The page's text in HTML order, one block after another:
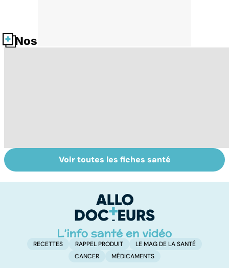
Nos fiches santé
Tout savoir sur
les infections
Bien respirer
grâce aux
nos recettes
Voir toutes les fiches santé
RECETTES RAPPEL PRODUIT
LE MAG DE LA SANTÉ
CANCER
MÉDICAMENTS